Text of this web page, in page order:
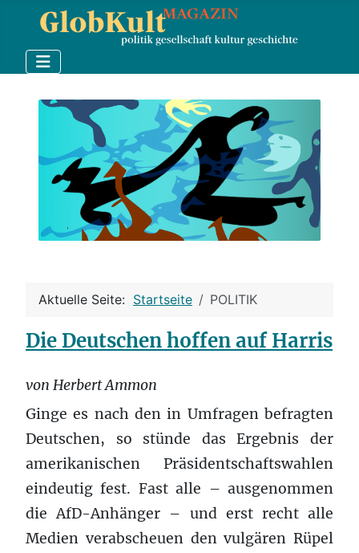
Aktuelle Seite: Startseite POLITIK
Die Deutschen hoffen auf Harris
von Herbert Ammon
Ginge es nach den in Umfragen befragten
Deutschen, so stünde das Ergebnis der
amerikanischen Präsidentschaftswahlen
eindeutig fest. Fast alle – ausgenommen
die AfD-Anhänger – und erst recht alle
Medien verabscheuen den vulgären Rüpel